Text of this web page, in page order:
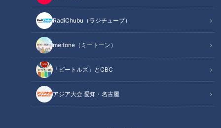
RadiChubu（ラジチューブ）
me:tone（ミートーン）
「ビートルズ」とCBC
アジア大会 愛知・名古屋
この記事を見たあなたへのおすすめ